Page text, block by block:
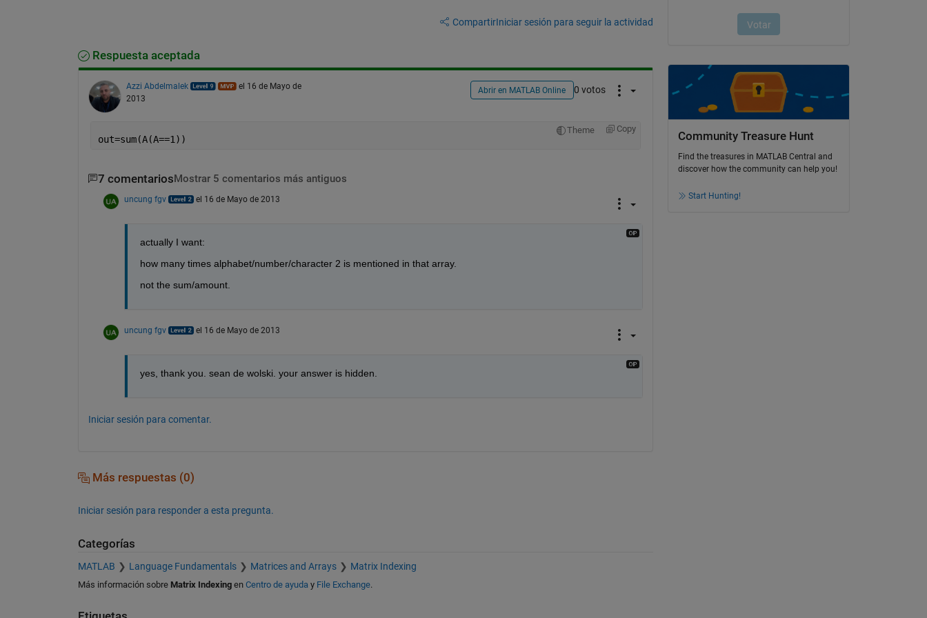
CompartirIniciar sesión para seguir la actividad
Respuesta aceptada
Azzi Abdelmalek
el 16 de Mayo de
2013
Abrir en MATLAB Online 0 votos
Theme Copy
out=sum(A(A==1))
7 comentarios Mostrar 5 comentarios más antiguos
uncung fgv el 16 de Mayo de 2013
actually I want:
how many times alphabet/number/character 2 is mentioned in that array.
not the sum/amount.
uncung fgv el 16 de Mayo de 2013
yes, thank you. sean de wolski. your answer is hidden.
Iniciar sesión para comentar.
Más respuestas (0)
Iniciar sesión para responder a esta pregunta.
Categorías
MATLAB Language Fundamentals Matrices and Arrays Matrix Indexing
Más información sobre Matrix Indexingen Centro de ayuda y File Exchange.
Community Treasure Hunt
Find the treasures in MATLAB Central and
discover how the community can help you!
Start Hunting!